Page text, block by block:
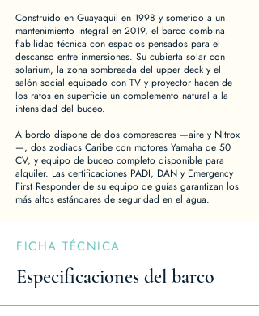
Construido en Guayaquil en 1998 y sometido a un
mantenimiento integral en 2019, el barco combina
fiabilidad técnica con espacios pensados para el
descanso entre inmersiones. Su cubierta solar con
solarium, la zona sombreada del upper deck y el
salón social equipado con TV y proyector hacen de
los ratos en superficie un complemento natural a la
intensidad del buceo.
A bordo dispone de dos compresores —aire y Nitrox
—, dos zodiacs Caribe con motores Yamaha de 50
CV, y equipo de buceo completo disponible para
alquiler. Las certificaciones PADI, DAN y Emergency
First Responder de su equipo de guías garantizan los
más altos estándares de seguridad en el agua.
FICHA TÉCNICA
Especificaciones del barco